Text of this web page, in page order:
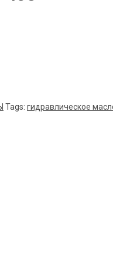
Tags: гидравлическое